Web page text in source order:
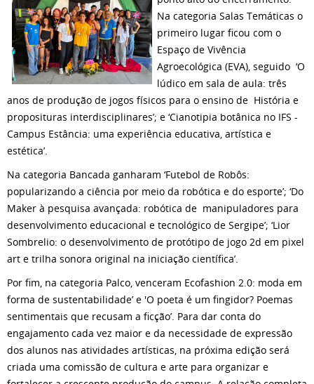
Na categoria Salas Temáticas o
primeiro lugar ficou com o
Espaço de Vivência
Agroecológica (EVA), seguido ‘O
lúdico em sala de aula: três
anos de produção de jogos físicos para o ensino de História e
proposituras interdisciplinares’; e ‘Cianotipia botânica no IFS -
Campus Estância: uma experiência educativa, artística e
estética’.
Na categoria Bancada ganharam ‘Futebol de Robôs:
popularizando a ciência por meio da robótica e do esporte’; ‘Do
Maker à pesquisa avançada: robótica de manipuladores para
desenvolvimento educacional e tecnológico de Sergipe’; ‘Lior
Sombrelio: o desenvolvimento de protótipo de jogo 2d em pixel
art e trilha sonora original na iniciação científica’.
Por fim, na categoria Palco, venceram Ecofashion 2.0: moda em
forma de sustentabilidade’ e 'O poeta é um fingidor? Poemas
sentimentais que recusam a ficção’. Para dar conta do
engajamento cada vez maior e da necessidade de expressão
dos alunos nas atividades artísticas, na próxima edição será
criada uma comissão de cultura e arte para organizar e